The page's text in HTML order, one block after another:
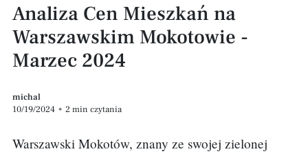
Analiza Cen Mieszkań na
Warszawskim Mokotowie -
Marzec 2024
michal
10/19/2024 • 2 min czytania
Warszawski Mokotów, znany ze swojej zielonej